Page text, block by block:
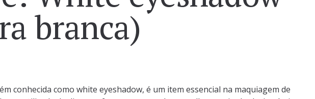
branca)
conhecida como white eyeshadow, é um item essencial na maquiagem de